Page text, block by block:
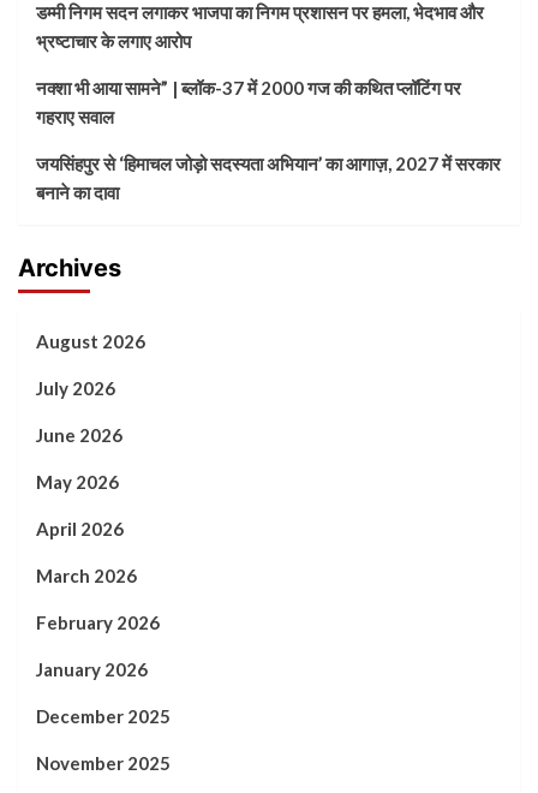
डम्मी निगम सदन लगाकर भाजपा का निगम प्रशासन पर हमला, भेदभाव और
भ्रष्टाचार के लगाए आरोप
नक्शा भी आया सामने” | ब्लॉक-37 में 2000 गज की कथित प्लॉटिंग पर
गहराए सवाल
जयसिंहपुर से ‘हिमाचल जोड़ो सदस्यता अभियान’ का आगाज़, 2027 में सरकार
बनाने का दावा
Archives
August 2026
July 2026
June 2026
May 2026
April 2026
March 2026
February 2026
January 2026
December 2025
November 2025